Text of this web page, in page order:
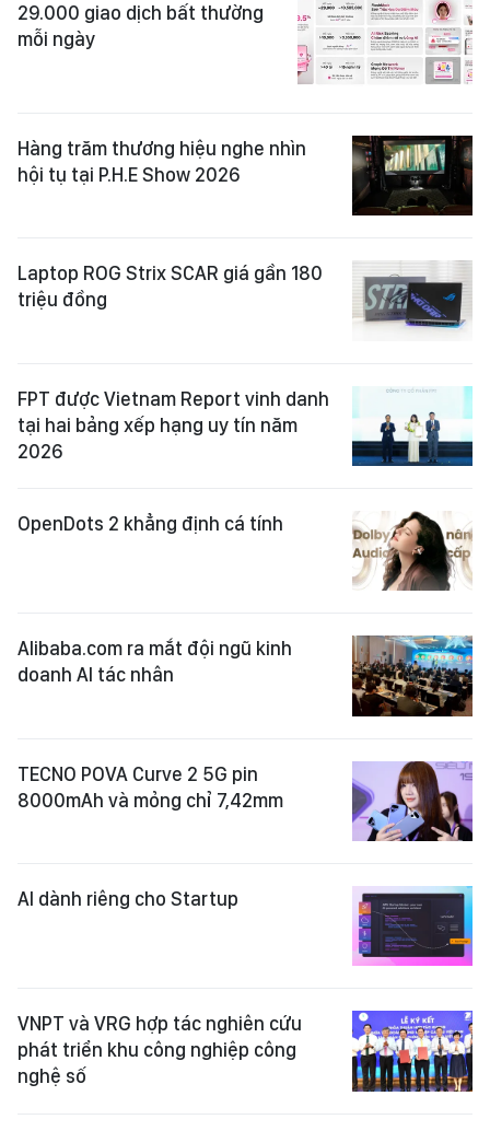
29.000 giao dịch bất thường
mỗi ngày
Hàng trăm thương hiệu nghe nhìn
hội tụ tại P.H.E Show 2026
Laptop ROG Strix SCAR giá gần 180
triệu đồng
FPT được Vietnam Report vinh danh
tại hai bảng xếp hạng uy tín năm
2026
OpenDots 2 khẳng định cá tính
Alibaba.com ra mắt đội ngũ kinh
doanh AI tác nhân
TECNO POVA Curve 2 5G pin
8000mAh và mỏng chỉ 7,42mm
AI dành riêng cho Startup
VNPT và VRG hợp tác nghiên cứu
phát triển khu công nghiệp công
nghệ số